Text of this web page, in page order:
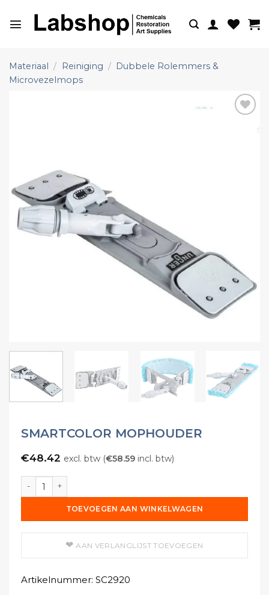
naar
Materiaal / Reiniging / Dubbele Rolemmers &
Microvezelmops
SMARTCOLOR MOPHOUDER
€48.42 excl. btw (€58.59 incl. btw)
SmartColor Mophouder aantal
TOEVOEGEN AAN WINKELWAGEN
AAN VERLANGLIJST TOEVOEGEN
Artikelnummer: SC2920